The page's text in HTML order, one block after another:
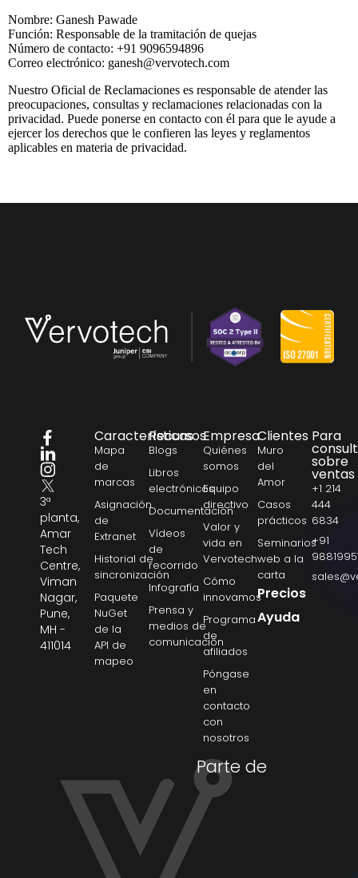
Nombre: Ganesh Pawade
Función: Responsable de la tramitación de quejas
Número de contacto: +91 9096594896
Correo electrónico: ganesh@vervotech.com
Nuestro Oficial de Reclamaciones es responsable de atender las
preocupaciones, consultas y reclamaciones relacionadas con la
privacidad. Puede ponerse en contacto con él para que le ayude a
ejercer los derechos que le confieren las leyes y reglamentos
aplicables en materia de privacidad.
3ª
planta,
Amar
Tech
Centre,
Viman
Nagar,
Pune,
MH -
411014
Características
Mapa
de
marcas
Asignación
de
Extranet
Historial de
sincronización
Paquete
NuGet
de la
API de
mapeo
Recursos
Blogs
Libros
electrónicos
Documentación
Vídeos
de
recorrido
Infografía
Prensa y
medios de
comunicación
Empresa
Quiénes
somos
Equipo
directivo
Valor y
vida en
Vervotech
Cómo
innovamos
Programa
de
afiliados
Póngase
en
contacto
con
nosotros
Clientes
Muro
del
Amor
Casos
prácticos
Seminarios
web a la
carta
Precios
Ayuda
Para
sobre
ventas
+1 214
444
6834
+91
Parte de